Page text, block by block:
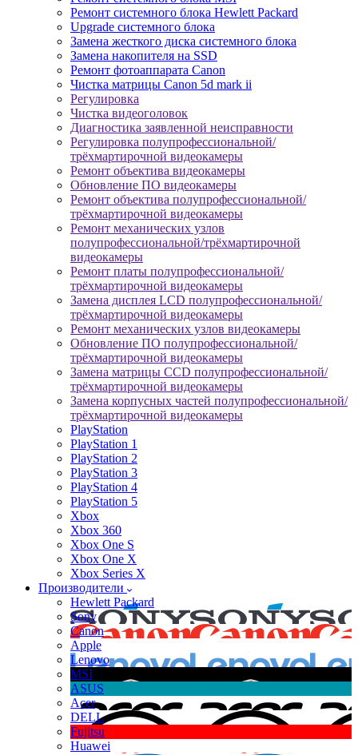
Ремонт системного блока Hewlett Packard
Upgrade системного блока
Замена жесткого диска системного блока
Замена накопителя на SSD
Ремонт фотоаппарата Canon
Чистка матрицы Canon 5d mark ii
Регулировка
Чистка видеоголовок
Диагностика заявленной неисправности
Регулировка полупрофессиональной/
трёхмартирочной видеокамеры
Ремонт объектива видеокамеры
Обновление ПО видеокамеры
Ремонт объектива полупрофессиональной/
трёхмартирочной видеокамеры
Ремонт механических узлов
полупрофессиональной/трёхмартирочной
видеокамеры
Ремонт платы полупрофессиональной/
трёхмартирочной видеокамеры
Замена дисплея LCD полупрофессиональной/
трёхмартирочной видеокамеры
Ремонт механических узлов видеокамеры
Обновление ПО полупрофессиональной/
трёхмартирочной видеокамеры
Замена матрицы CCD полупрофессиональной/
трёхмартирочной видеокамеры
Замена корпусных частей полупрофессиональной/
трёхмартирочной видеокамеры
PlayStation
PlayStation 1
PlayStation 2
PlayStation 3
PlayStation 4
PlayStation 5
Xbox
Xbox 360
Xbox One S
Xbox One X
Xbox Series X
Производители
Hewlett Packard
Sony
Canon
Apple
Lenovo
MSI
ASUS
Acer
DELL
Fujitsu
Huawei